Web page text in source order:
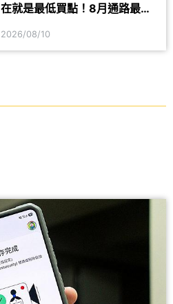
在就是最低買點！8月通路最新
2026/08/10